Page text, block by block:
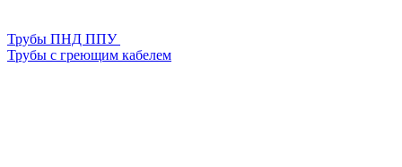
Трубы ПНД ППУ
Трубы с греющим кабелем